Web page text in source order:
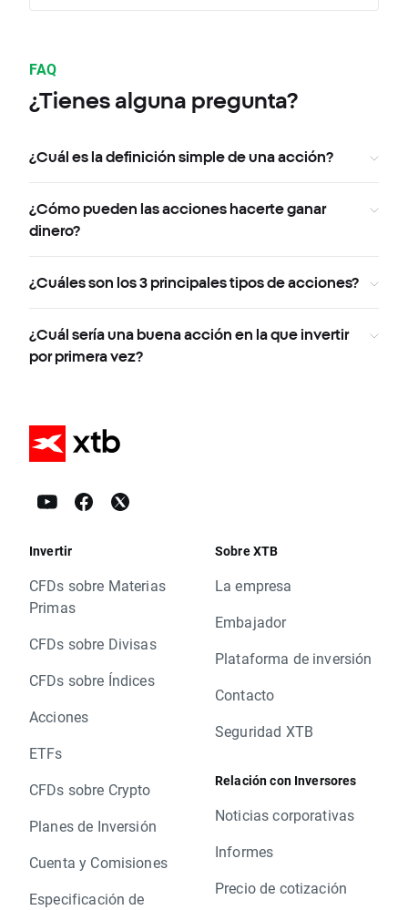
FAQ
¿Tienes alguna pregunta?
¿Cuál es la definición simple de una acción?
¿Cómo pueden las acciones hacerte ganar
dinero?
¿Cuáles son los 3 principales tipos de acciones?
¿Cuál sería una buena acción en la que invertir
por primera vez?
Invertir
CFDs sobre Materias
Primas
CFDs sobre Divisas
CFDs sobre Índices
Acciones
ETFs
CFDs sobre Crypto
Planes de Inversión
Cuenta y Comisiones
Especificación de
Sobre XTB
La empresa
Embajador
Plataforma de inversión
Contacto
Seguridad XTB
Relación con Inversores
Noticias corporativas
Informes
Precio de cotización